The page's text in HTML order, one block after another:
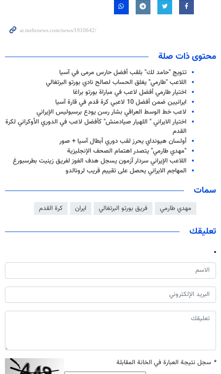
محتوى ذات صلة
تتويج "حامد لك" بلقب أفضل حارس مرمى في آسيا
اللاعب "طارمي" يغلق الحساب لصالح نادي بورتو البرتغالي
اختيار طارمي أفضل لاعب في مباراة بورتو براغا
ايرانيين ضمن أفضل 10 لاعبي كرة قدم في قارة آسيا
لاعب خط الوسط العراقي بشار رسن يودع برسبوليس الإيراني
اختيار الايراني " اللهیار صیادمنش" كأفضل لاعب في الدوري الأوكراني لكرة
القدم
أولسان هيونداي يحرز لقب دوري أبطال آسيا + صور
"مهدي طارمي" يتصدر اهتمام الصحف الإنجليزية
اللاعب الإيراني سردار آزمون يسجل هدف الفوز لفريق زينيت بطرسبورغ
المهاجم الايراني يحصل على تقييم قريب لرونالدو
سمات
مهدي طارمي فريق بورتو البرتغالي ايران كرة القدم
تعليقك
* سجل نتيجة العبارة في الخانة المقابلة